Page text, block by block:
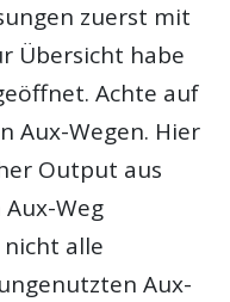
zuerst mit
Übersicht habe
Achte auf
Aux-Wegen. Hier
Output aus
Weg
alle
Aux-